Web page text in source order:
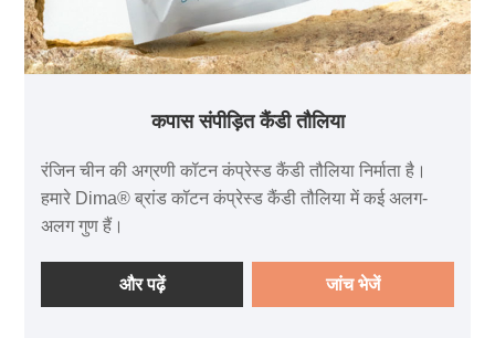
कपास संपीड़ित कैंडी तौलिया
रंजिन चीन की अग्रणी कॉटन कंप्रेस्ड कैंडी तौलिया निर्माता है।
हमारे Dima® ब्रांड कॉटन कंप्रेस्ड कैंडी तौलिया में कई अलग-
अलग गुण हैं।
और पढ़ें जांच भेजें